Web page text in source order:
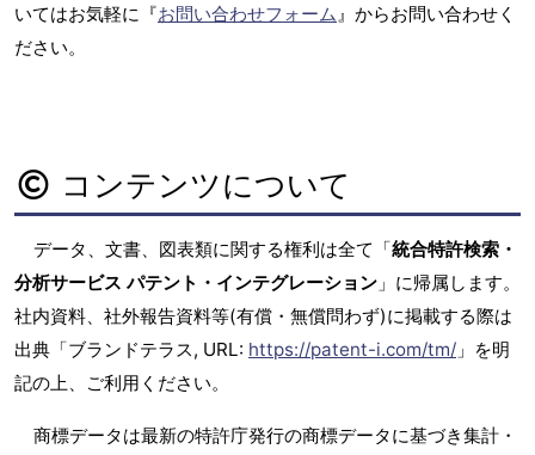
いてはお気軽に『お問い合わせフォーム 』からお問い合わせく
ださい。
コンテンツについて
データ、文書、図表類に関する権利は全て「統合特許検索・
分析サービス パテント・インテグレーション 」に帰属します。
社内資料、社外報告資料等(有償・無償問わず)に掲載する際は
出典「ブランドテラス, URL: https://patent-i.com/tm/ 」を明
記の上、ご利用ください。
商標データは最新の特許庁発行の商標データに基づき集計・